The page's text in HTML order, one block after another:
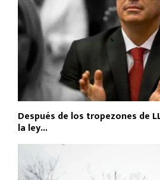
Después de los tropezones de
la ley...